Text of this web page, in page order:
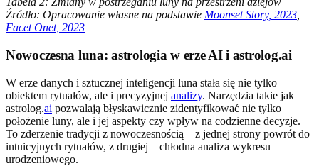
Źródło: Opracowanie własne na podstawie Moonset Story, 2023
Facet Onet, 2023
Nowoczesna luna: astrologia w erze AI i astrolog.ai
W erze danych i sztucznej inteligencji luna stała się nie tylko
obiektem rytuałów, ale i precyzyjnej analizy. Narzędzia takie jak
astrolog.ai pozwalają błyskawicznie zidentyfikować nie tylko
położenie luny, ale i jej aspekty czy wpływ na codzienne decyzje.
To zderzenie tradycji z nowoczesnością – z jednej strony powrót do
intuicyjnych rytuałów, z drugiej – chłodna analiza wykresu
urodzeniowego.